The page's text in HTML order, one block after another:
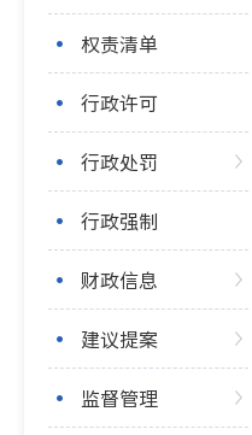
权责清单
行政许可
行政处罚
行政强制
财政信息
建议提案
监督管理